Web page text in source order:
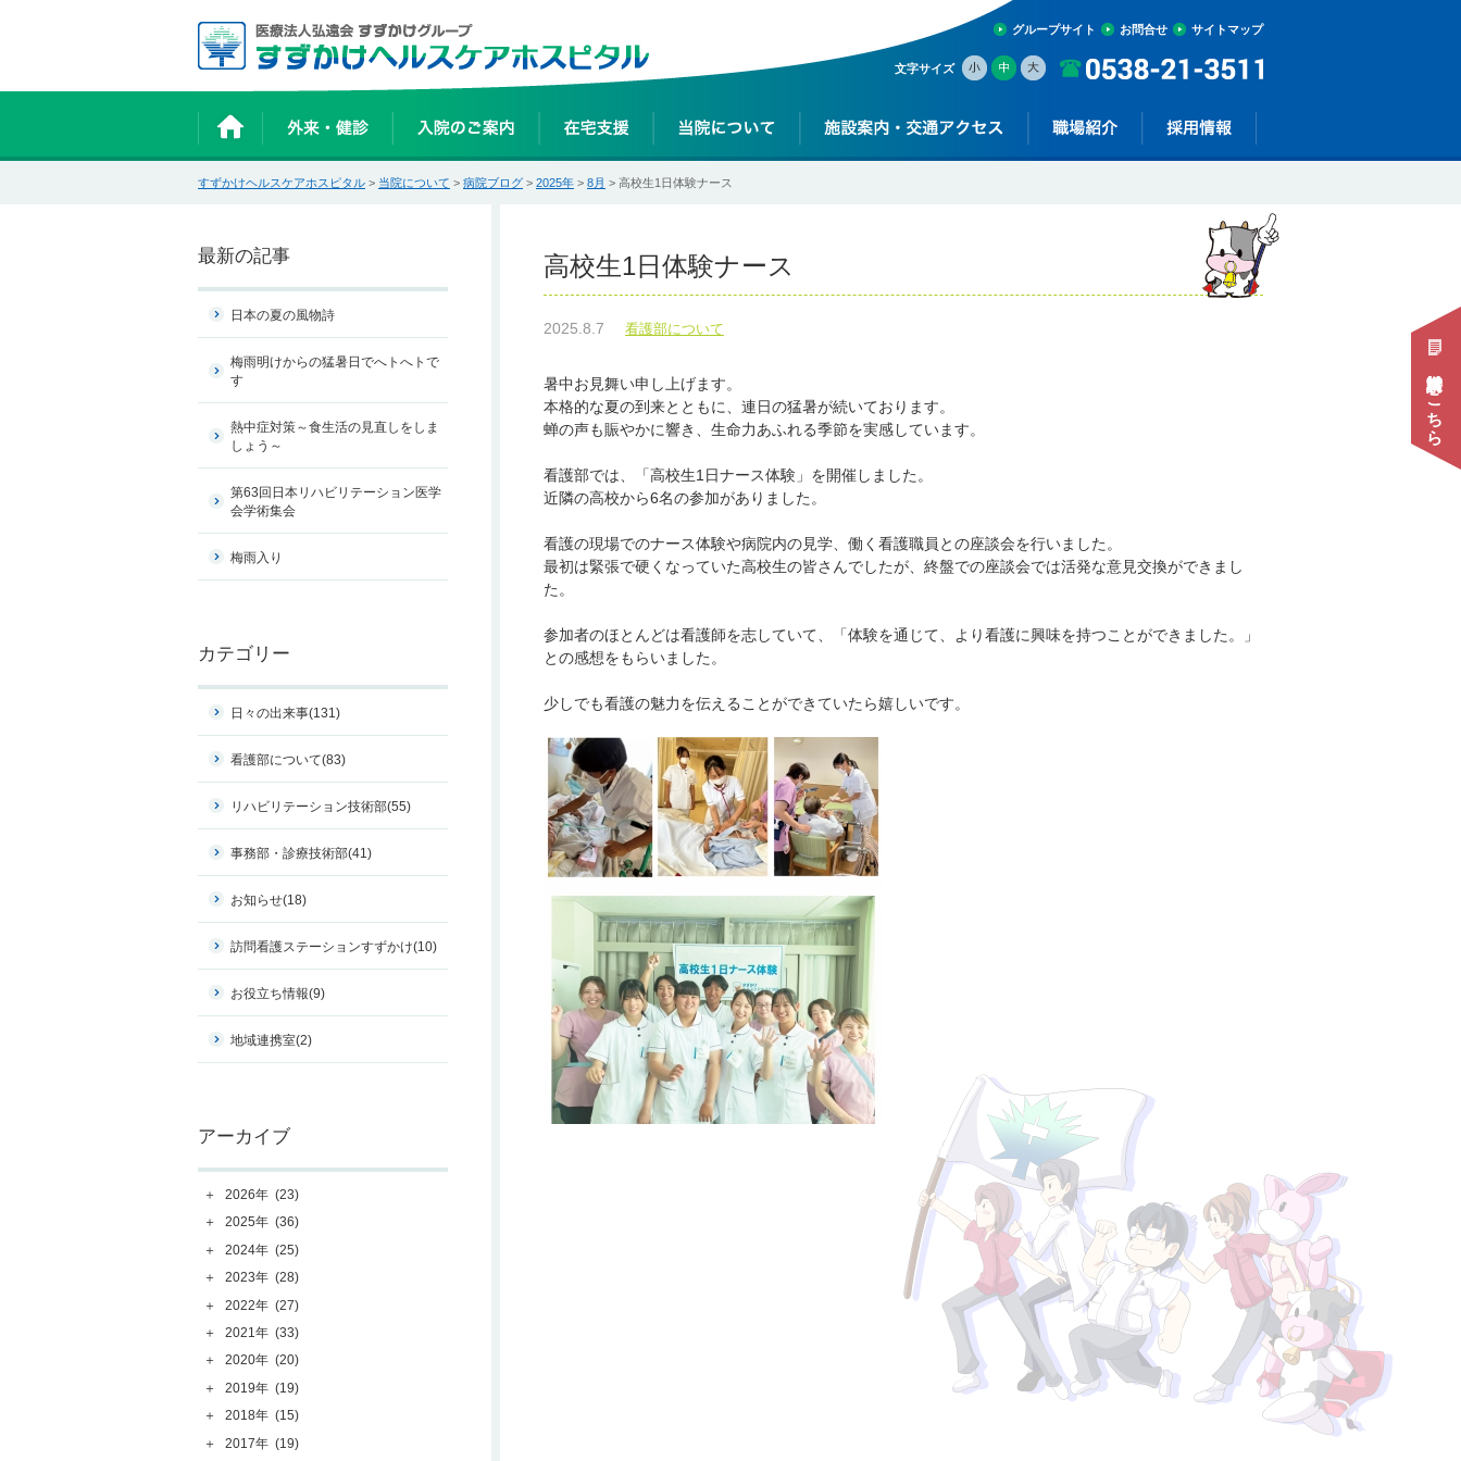
グループサイト お問合せ サイトマップ
文字サイズ
すずかけヘルスケアホスピタル > 当院について > 病院ブログ > 2025年 > 8月 > 高校生1日体験ナース
高校生1日体験ナース
2025.8.7 看護部について
暑中お見舞い申し上げます。
本格的な夏の到来とともに、連日の猛暑が続いております。
蝉の声も賑やかに響き、生命力あふれる季節を実感しています。
看護部では、「高校生1日ナース体験」を開催しました。
近隣の高校から6名の参加がありました。
看護の現場でのナース体験や病院内の見学、働く看護職員との座談会を行いました。
最初は緊張で硬くなっていた高校生の皆さんでしたが、終盤での座談会では活発な意見交換ができまし
た。
参加者のほとんどは看護師を志していて、「体験を通じて、より看護に興味を持つことができました。」
との感想をもらいました。
少しでも看護の魅力を伝えることができていたら嬉しいです。
最新の記事
日本の夏の風物詩
梅雨明けからの猛暑日でへトへトで
す
熱中症対策～食生活の見直しをしま
しょう～
第63回日本リハビリテーション医学
会学術集会
梅雨入り
カテゴリー
日々の出来事(131)
看護部について(83)
リハビリテーション技術部(55)
事務部・診療技術部(41)
お知らせ(18)
訪問看護ステーションすずかけ(10)
お役立ち情報(9)
地域連携室(2)
アーカイブ
＋ 2026年 (23)
＋
2025年 (36)
＋
2024年 (25)
＋
2023年 (28)
＋
2022年 (27)
＋
2021年 (33)
＋
2020年 (20)
＋
2019年 (19)
＋
2018年 (15)
＋
2017年 (19)
資料請求はこちら